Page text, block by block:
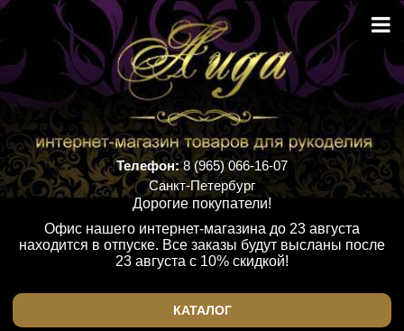
Телефон:8 (965) 066-16-07
Санкт-Петербург
Дорогие покупатели!
Офис нашего интернет-магазина до 23 августа
находится в отпуске. Все заказы будут высланы после
23 августа с 10% скидкой!
КАТАЛОГ